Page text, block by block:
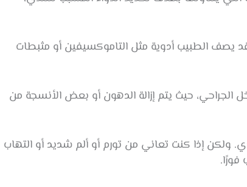
يصف الطبيب أدوية مثل التاموكسيفين أو مثبطات
الجراحي، حيث يتم إزالة الدهون أو بعض الأنسجة من
إذا كنت تعاني من تورم أو ألم شديد أو التهاب